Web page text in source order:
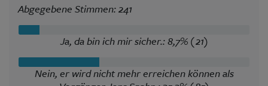
Abgegebene Stimmen: 241
Ja, da bin ich mir sicher.: 8,7% (21)
Nein, er wird nicht mehr erreichen können als